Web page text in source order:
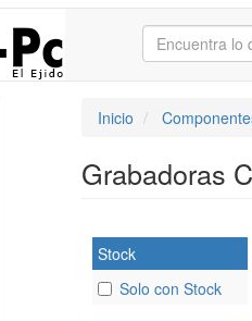
Inicio
Grabadoras
Stock
Solo con Stock